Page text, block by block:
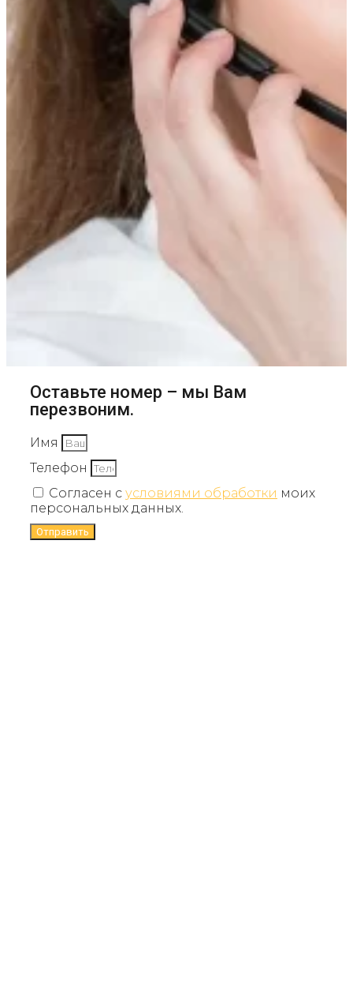
Оставьте номер – мы Вам
перезвоним.
Имя
Телефон
Согласен с условиями обработки моих
персональных данных.
Отправить